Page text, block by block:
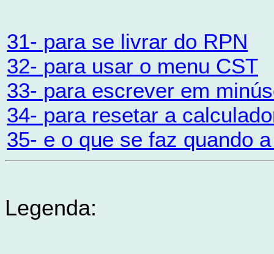
31- para se livrar do RPN
32- para usar o menu CST
33- para escrever em
34- para resetar a
35- e o que se faz quando
Legenda: